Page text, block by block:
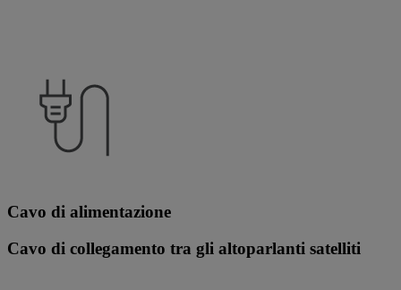
Cavo di alimentazione
Cavo di collegamento tra gli altoparlanti satelliti